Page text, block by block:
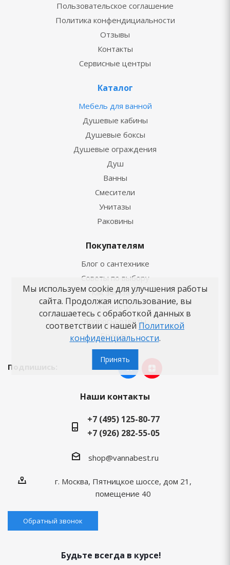
Пользовательское соглашение
Политика конфендициальности
Отзывы
Контакты
Сервисные центры
Каталог
Мебель для ванной
Душевые кабины
Душевые боксы
Душевые ограждения
Душ
Ванны
Смесители
Унитазы
Раковины
Покупателям
Блог о сантехнике
Советы по выбору
Как заказать
Новости
Вопросы-ответы
Бренды
Подпишись:
Наши контакты
+7 (495) 125-80-77
+7 (926) 282-55-05
shop@vannabest.ru
г. Москва, Пятницкое шоссе, дом 21,
помещение 40
Обратный звонок
Будьте всегда в курсе!
Мы используем cookie для улучшения работы
сайта. Продолжая использование, вы
соглашаетесь с обработкой данных в
соответствии с нашей Политикой
конфиденциальности.
Принять